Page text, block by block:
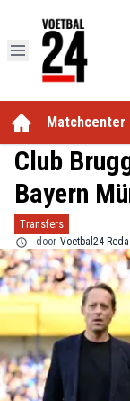
Matchcenter
Club
Bayern
Transfers
door Voetbal24